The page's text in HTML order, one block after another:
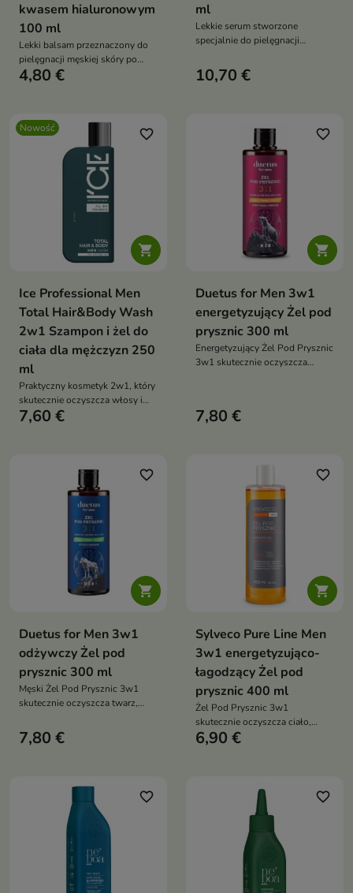
kwasem hialuronowym
100 ml
Lekki balsam przeznaczony do
pielęgnacji męskiej skóry po
goleniu.
4,80 €
ml
Lekkie serum stworzone
specjalnie do pielęgnacji
10,70 €
Nowość

favorite_border
Ice Professional Men
Total Hair&Body Wash
2w1 Szampon i żel do
ciała dla mężczyzn 250
ml
Praktyczny kosmetyk 2w1, który
skutecznie oczyszcza włosy i
skórę ciała podczas codziennej
7,60 €

favorite_border
Duetus for Men 3w1
energetyzujący Żel pod
prysznic 300 ml
Energetyzujący Żel Pod Prysznic
3w1 skutecznie oczyszcza
dzięki połączeniu tauryny,
7,80 €

favorite_border
Duetus for Men 3w1
odżywczy Żel pod
prysznic 300 ml
Męski Żel Pod Prysznic 3w1
skutecznie oczyszcza twarz,
skóry oraz pozostawia
długotrwałe uczucie świeżości
inspirowanej męskimi perfumami
7,80 €

favorite_border
Sylveco Pure Line Men
3w1 energetyzująco-
łagodzący Żel pod
prysznic 400 ml
Żel Pod Prysznic 3w1
skutecznie oczyszcza ciało,
twarz i włosy, zapewniając
6,90 €
favorite_border favorite_border